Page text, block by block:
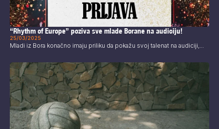
“Rhythm of Europe” poziva sve mlade Borane na audiciju!
25/03/2025
Mladi iz Bora konačno imaju priliku da pokažu svoj talenat na audiciji,...